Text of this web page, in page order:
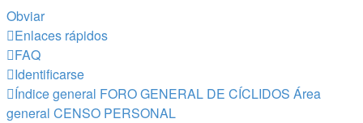
Obviar
Enlaces rápidos
FAQ
Identificarse
Índice general FORO GENERAL DE CÍCLIDOS Área
general CENSO PERSONAL